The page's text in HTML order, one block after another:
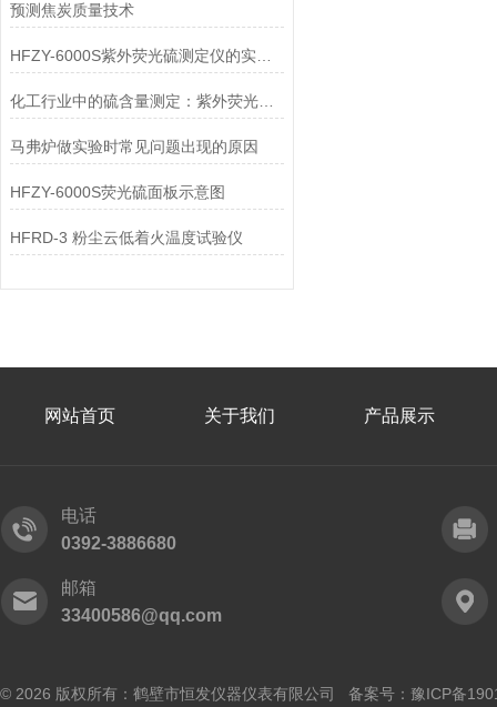
预测焦炭质量技术
化工行业中的硫含量测定：紫外荧光测硫仪的重要性
马弗炉做实验时常见问题出现的原因
HFZY-6000S荧光硫面板示意图
HFRD-3 粉尘云低着火温度试验仪
网站首页 关于我们 产品展示
电话
0392-3886680
邮箱
33400586@qq.com
© 2026 版权所有：鹤壁市恒发仪器仪表有限公司 备案号： 豫ICP备